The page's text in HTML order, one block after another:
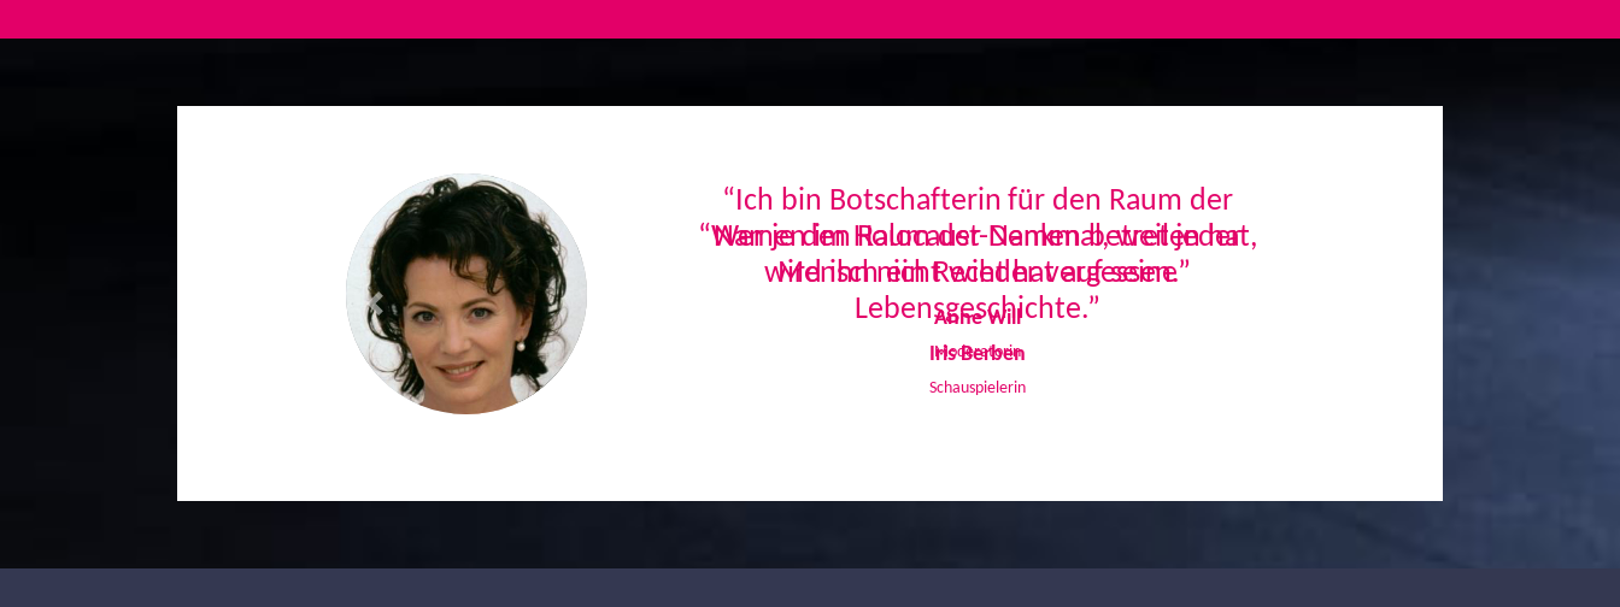
“Ich bin Botschafterin für den Raum der
Namen im Holocaust-Denkmal, weil jeder
Mensch ein Recht hat auf seine
Lebensgeschichte.”
Iris Berben
Schauspielerin
Previous